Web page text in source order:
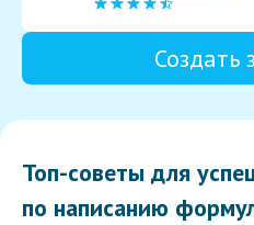
Создать
Топ-советы для
по написанию